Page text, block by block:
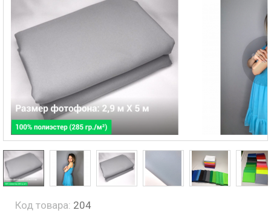
Код товара: 204